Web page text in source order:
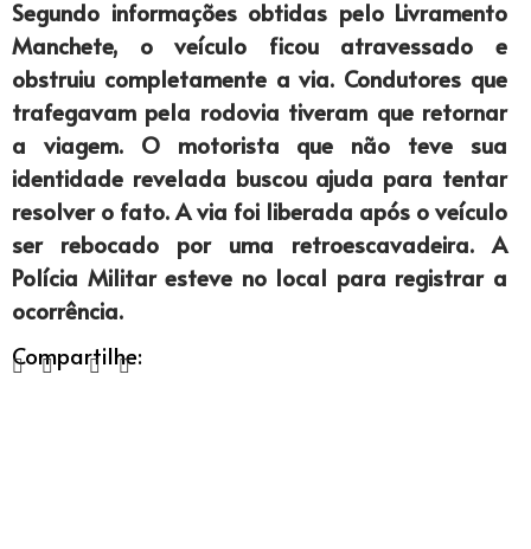
Segundo informações obtidas pelo Livramento
Manchete, o veículo ficou atravessado e
obstruiu completamente a via. Condutores que
trafegavam pela rodovia tiveram que retornar
a viagem. O motorista que não teve sua
identidade revelada buscou ajuda para tentar
resolver o fato. A via foi liberada após o veículo
ser rebocado por uma retroescavadeira. A
Polícia Militar esteve no local para registrar a
ocorrência.
Compartilhe: